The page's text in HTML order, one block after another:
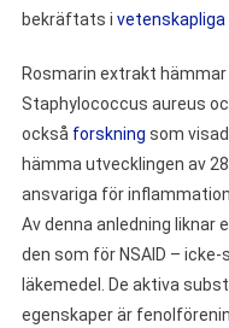
bekräftats i
Rosmarin extrakt
Staphylococcus aureus
också forskning som
hämma utvecklingen av
ansvariga för
Av denna anledning
den som för NSAID –
läkemedel. De aktiva
egenskaper är